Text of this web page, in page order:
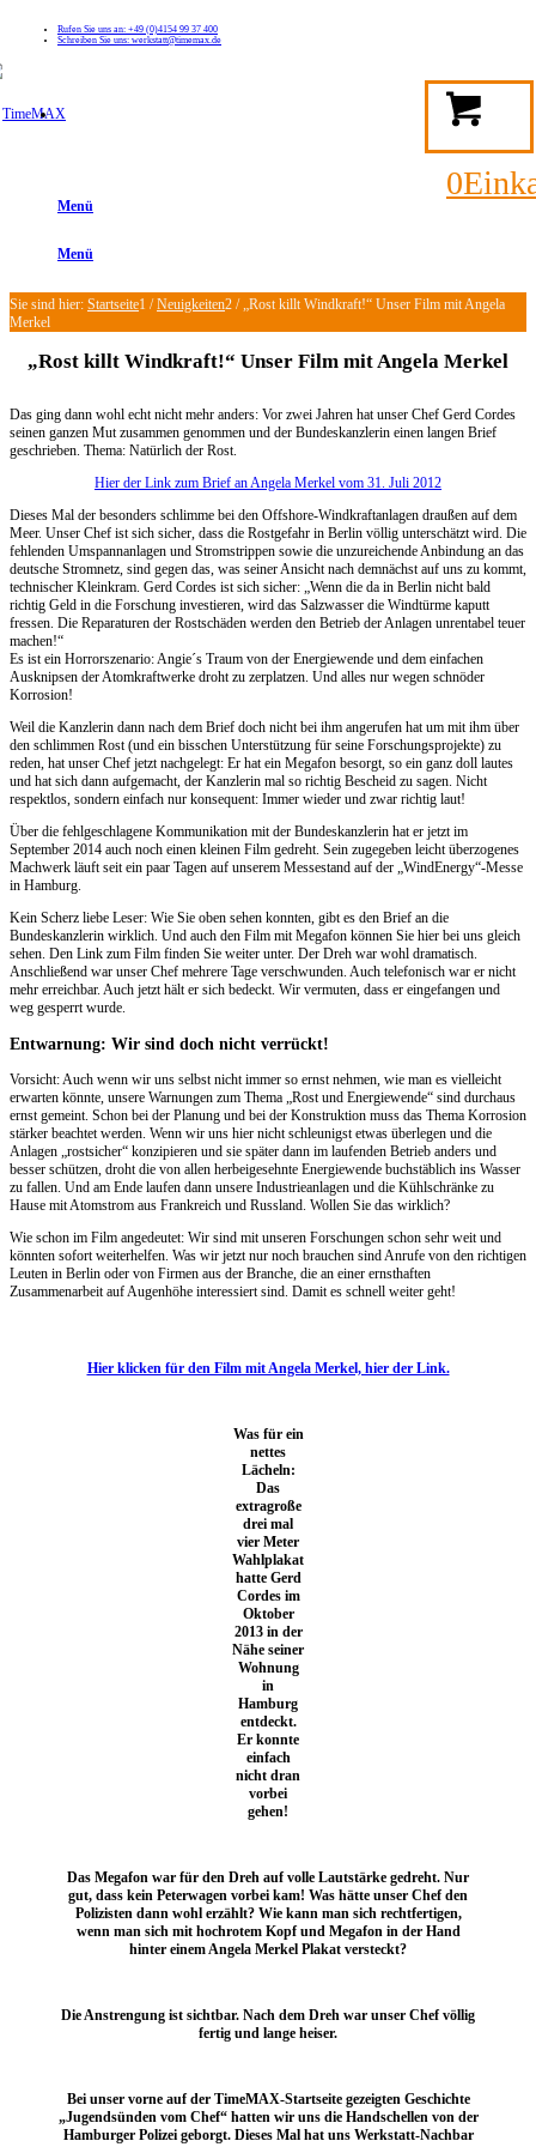
Rufen Sie uns an: +49 (0)4154 99 37 400
Schreiben Sie uns: werkstatt@timemax.de
0
Menü
Menü
Sie sind hier: Startseite1 / Neuigkeiten2 / „Rost killt Windkraft!“ Unser Film mit Angela
Merkel
„Rost killt Windkraft!“ Unser Film mit Angela Merkel
Das ging dann wohl echt nicht mehr anders: Vor zwei Jahren hat unser Chef Gerd Cordes
seinen ganzen Mut zusammen genommen und der Bundeskanzlerin einen langen Brief
geschrieben. Thema: Natürlich der Rost.
Hier der Link zum Brief an Angela Merkel vom 31. Juli 2012
Dieses Mal der besonders schlimme bei den Offshore-Windkraftanlagen draußen auf dem
Meer. Unser Chef ist sich sicher, dass die Rostgefahr in Berlin völlig unterschätzt wird. Die
fehlenden Umspannanlagen und Stromstrippen sowie die unzureichende Anbindung an das
deutsche Stromnetz, sind gegen das, was seiner Ansicht nach demnächst auf uns zu kommt,
technischer Kleinkram. Gerd Cordes ist sich sicher: „Wenn die da in Berlin nicht bald
richtig Geld in die Forschung investieren, wird das Salzwasser die Windtürme kaputt
fressen. Die Reparaturen der Rostschäden werden den Betrieb der Anlagen unrentabel teuer
machen!“
Es ist ein Horrorszenario: Angie´s Traum von der Energiewende und dem einfachen
Ausknipsen der Atomkraftwerke droht zu zerplatzen. Und alles nur wegen schnöder
Korrosion!
Weil die Kanzlerin dann nach dem Brief doch nicht bei ihm angerufen hat um mit ihm über
den schlimmen Rost (und ein bisschen Unterstützung für seine Forschungsprojekte) zu
reden, hat unser Chef jetzt nachgelegt: Er hat ein Megafon besorgt, so ein ganz doll lautes
und hat sich dann aufgemacht, der Kanzlerin mal so richtig Bescheid zu sagen. Nicht
respektlos, sondern einfach nur konsequent: Immer wieder und zwar richtig laut!
Über die fehlgeschlagene Kommunikation mit der Bundeskanzlerin hat er jetzt im
September 2014 auch noch einen kleinen Film gedreht. Sein zugegeben leicht überzogenes
Machwerk läuft seit ein paar Tagen auf unserem Messestand auf der „WindEnergy“-Messe
in Hamburg.
Kein Scherz liebe Leser: Wie Sie oben sehen konnten, gibt es den Brief an die
Bundeskanzlerin wirklich. Und auch den Film mit Megafon können Sie hier bei uns gleich
sehen. Den Link zum Film finden Sie weiter unter. Der Dreh war wohl dramatisch.
Anschließend war unser Chef mehrere Tage verschwunden. Auch telefonisch war er nicht
mehr erreichbar. Auch jetzt hält er sich bedeckt. Wir vermuten, dass er eingefangen und
weg gesperrt wurde.
Entwarnung: Wir sind doch nicht verrückt!
Vorsicht: Auch wenn wir uns selbst nicht immer so ernst nehmen, wie man es vielleicht
erwarten könnte, unsere Warnungen zum Thema „Rost und Energiewende“ sind durchaus
ernst gemeint. Schon bei der Planung und bei der Konstruktion muss das Thema Korrosion
stärker beachtet werden. Wenn wir uns hier nicht schleunigst etwas überlegen und die
Anlagen „rostsicher“ konzipieren und sie später dann im laufenden Betrieb anders und
besser schützen, droht die von allen herbeigesehnte Energiewende buchstäblich ins Wasser
zu fallen. Und am Ende laufen dann unsere Industrieanlagen und die Kühlschränke zu
Hause mit Atomstrom aus Frankreich und Russland. Wollen Sie das wirklich?
Wie schon im Film angedeutet: Wir sind mit unseren Forschungen schon sehr weit und
könnten sofort weiterhelfen. Was wir jetzt nur noch brauchen sind Anrufe von den richtigen
Leuten in Berlin oder von Firmen aus der Branche, die an einer ernsthaften
Zusammenarbeit auf Augenhöhe interessiert sind. Damit es schnell weiter geht!
Hier klicken für den Film mit Angela Merkel, hier der Link.
Was für ein
nettes
Lächeln:
Das
extragroße
drei mal
vier Meter
Wahlplakat
hatte Gerd
Cordes im
Oktober
2013 in der
Nähe seiner
Wohnung
in
Hamburg
entdeckt.
Er konnte
einfach
nicht dran
vorbei
gehen!
Das Megafon war für den Dreh auf volle Lautstärke gedreht. Nur
gut, dass kein Peterwagen vorbei kam! Was hätte unser Chef den
Polizisten dann wohl erzählt? Wie kann man sich rechtfertigen,
wenn man sich mit hochrotem Kopf und Megafon in der Hand
hinter einem Angela Merkel Plakat versteckt?
Die Anstrengung ist sichtbar. Nach dem Dreh war unser Chef völlig
fertig und lange heiser.
Bei unser vorne auf der TimeMAX-Startseite gezeigten Geschichte
„Jugendsünden vom Chef“ hatten wir uns die Handschellen von der
Hamburger Polizei geborgt. Dieses Mal hat uns Werkstatt-Nachbar